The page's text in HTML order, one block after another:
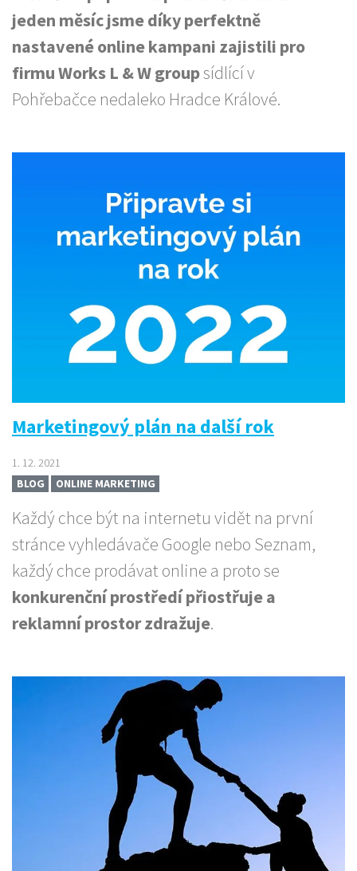
jeden měsíc jsme díky perfektně
nastavené online kampani zajistili pro
firmu Works L & W groupsídlící v
Pohřebačce nedaleko Hradce Králové.
Marketingový plán na další rok
1. 12. 2021
BLOG
ONLINE MARKETING
Každý chce být na internetu vidět na první
stránce vyhledávače Google nebo Seznam,
každý chce prodávat online a proto se
konkurenční prostředí přiostřuje a
reklamní prostor zdražuje.